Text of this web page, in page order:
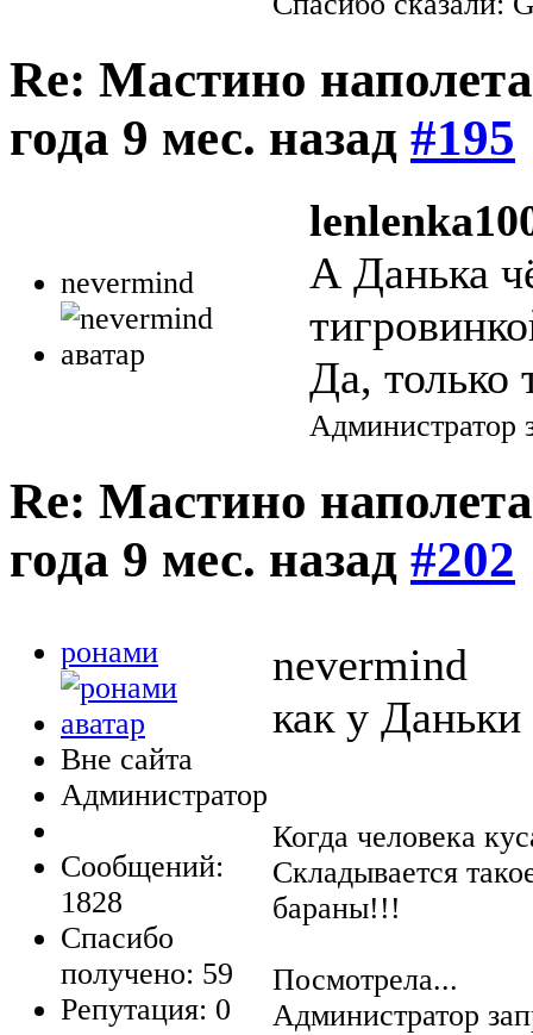
Re: Мастино
года 9 мес. назад #195
nevermind
А Данька
Да, только
Администратор
Re: Мастино
года 9 мес. назад #202
ронами
Вне сайта
Администратор
Сообщений:
1828
Спасибо
получено: 59
Репутация: 0
nevermind
как у Даньки
Когда человека
Складывается
бараны!!!
Посмотрела...
Администратор